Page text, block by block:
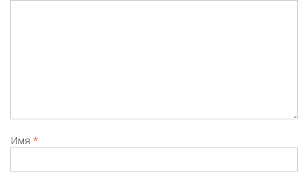
Имя *